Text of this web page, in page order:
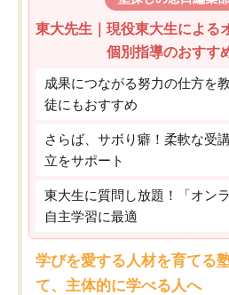
東大先生｜現役東大生による
個別指導のおすす
成果につながる努力の仕方を
徒にもおすすめ
さらば、サボり癖！柔軟な受
立をサポート
東大生に質問し放題！「オン
自主学習に最適
学びを愛する人材を育てる
て、主体的に学べる人へ